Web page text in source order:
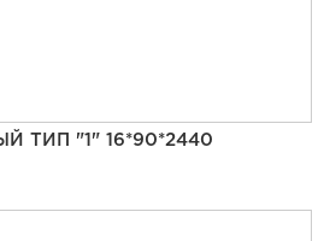
ТИП "1" 16*90*2440